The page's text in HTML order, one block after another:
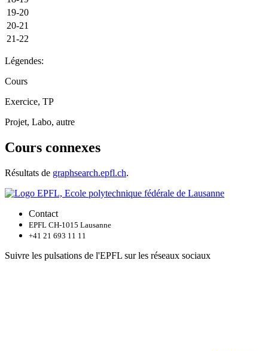
19-20
20-21
21-22
Légendes:
Cours
Exercice, TP
Projet, Labo, autre
Cours connexes
Résultats de graphsearch.epfl.ch.
Contact
EPFL CH-1015 Lausanne
+41 21 693 11 11
Suivre les pulsations de l'EPFL sur les réseaux sociaux